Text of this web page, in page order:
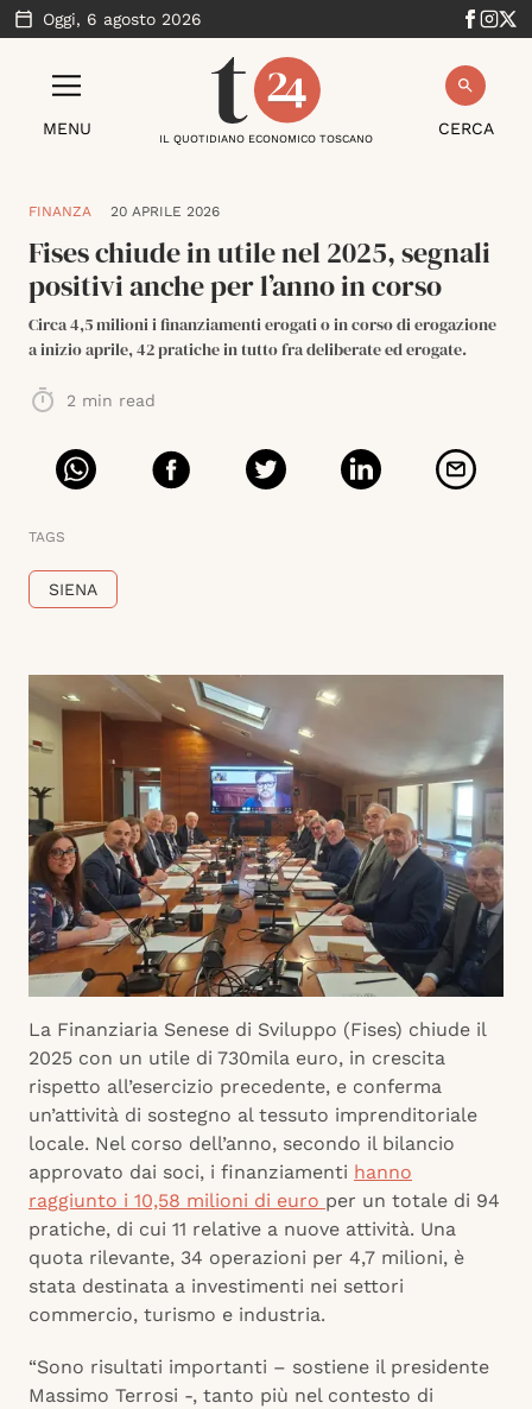
Oggi, 6 agosto 2026
MENU CERCA
IL QUOTIDIANO ECONOMICO TOSCANO
FINANZA 20 APRILE 2026
Fises chiude in utile nel 2025, segnali
positivi anche per l’anno in corso
Circa 4,5 milioni i finanziamenti erogati o in corso di erogazione
a inizio aprile, 42 pratiche in tutto fra deliberate ed erogate.
2 min read
TAGS
SIENA
La Finanziaria Senese di Sviluppo (Fises) chiude il
2025 con un utile di 730mila euro, in crescita
rispetto all’esercizio precedente, e conferma
un’attività di sostegno al tessuto imprenditoriale
locale. Nel corso dell’anno, secondo il bilancio
approvato dai soci, i finanziamenti hanno
raggiunto i 10,58 milioni di euro per un totale di 94
pratiche, di cui 11 relative a nuove attività. Una
quota rilevante, 34 operazioni per 4,7 milioni, è
stata destinata a investimenti nei settori
commercio, turismo e industria.
“Sono risultati importanti – sostiene il presidente
Massimo Terrosi -, tanto più nel contesto di